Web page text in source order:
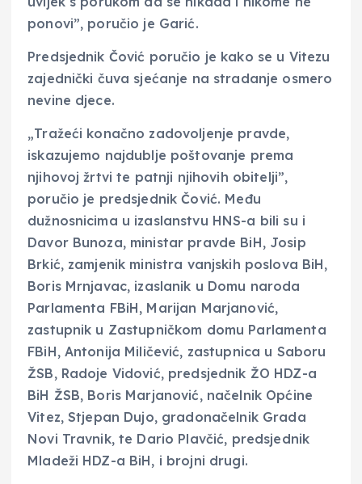
ponovi”, poručio je Garić.
Predsjednik Čović poručio je kako se u Vitezu
zajednički čuva sjećanje na stradanje osmero
nevine djece.
„Tražeći konačno zadovoljenje pravde,
iskazujemo najdublje poštovanje prema
njihovoj žrtvi te patnji njihovih obitelji”,
poručio je predsjednik Čović. Među
dužnosnicima u izaslanstvu HNS-a bili su i
Davor Bunoza, ministar pravde BiH, Josip
Brkić, zamjenik ministra vanjskih poslova BiH,
Boris Mrnjavac, izaslanik u Domu naroda
Parlamenta FBiH, Marijan Marjanović,
zastupnik u Zastupničkom domu Parlamenta
FBiH, Antonija Miličević, zastupnica u Saboru
ŽSB, Radoje Vidović, predsjednik ŽO HDZ-a
BiH ŽSB, Boris Marjanović, načelnik Općine
Vitez, Stjepan Dujo, gradonačelnik Grada
Novi Travnik, te Dario Plavčić, predsjednik
Mladeži HDZ-a BiH, i brojni drugi.